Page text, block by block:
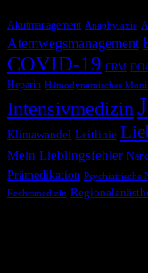
Akutmanagement Anaphylaxie
Atemwegsmanagement
COVID-19 CRM
Heparin Hämodynamisches
Intensivmedizin
Klimawandel Leitlinie
Mein Lieblingsfehler
Prämedikation Psychiatrische
Rechtsmedizin